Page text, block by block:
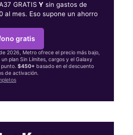
GRATISY sin gastos de
al mes. Eso supone un ahorro
gratis
2026, Metro ofrece el precio más bajo,
plan Sin Límites, cargos y el Galaxy
punto.$450+ basado en el descuento
de activación.